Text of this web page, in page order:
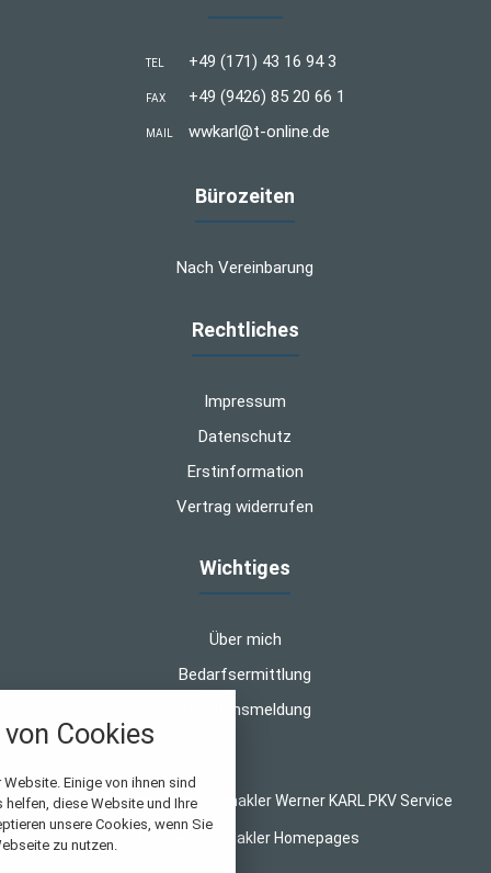
TEL +49 (171) 43 16 94 3
FAX +49 (9426) 85 20 66 1
MAIL wwkarl@t-online.de
Bürozeiten
Nach Vereinbarung
Rechtliches
Impressum
Datenschutz
Erstinformation
Vertrag widerrufen
Wichtiges
Über mich
Bedarfsermittlung
Schadensmeldung
© 2026 WK-Versicherungsmakler Werner KARL PKV Service
Makler Homepages
Cookies
Einige von ihnen sind
diese Website und Ihre
unsere Cookies, wenn Sie
zu nutzen.
alle verwendeten Cookies und
folgende Kategorien zu